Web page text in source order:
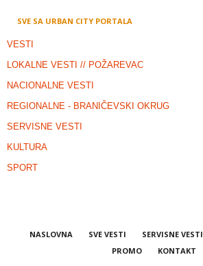
SVE SA URBAN CITY PORTALA
VESTI
LOKALNE VESTI // POŽAREVAC
NACIONALNE VESTI
REGIONALNE - BRANIČEVSKI OKRUG
SERVISNE VESTI
KULTURA
SPORT
NASLOVNA SVE VESTI SERVISNE VESTI
PROMO
KONTAKT